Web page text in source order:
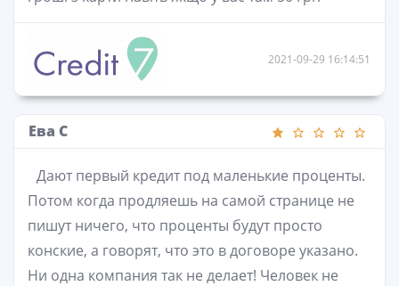
2021-09-29 16:14:51
Ева С
Дают первый кредит под маленькие проценты.
Потом когда продляешь на самой странице не
пишут ничего, что проценты будут просто
конские, а говорят, что это в договоре указано.
Ни одна компания так не делает! Человек не